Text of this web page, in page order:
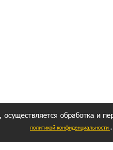
осуществляется обработка и
политикой конфиденциальности